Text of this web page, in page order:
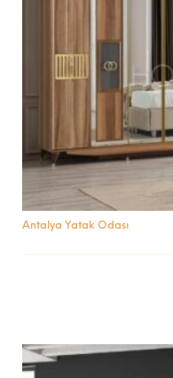
Antalya Yatak Odası